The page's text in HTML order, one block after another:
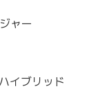
ャー
イブリッド